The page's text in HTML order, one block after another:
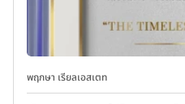
พฤกษา เรียลเอสเตท